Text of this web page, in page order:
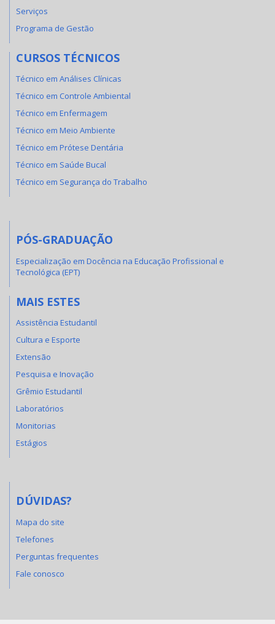
Serviços
Programa de Gestão
CURSOS TÉCNICOS
Técnico em Análises Clínicas
Técnico em Controle Ambiental
Técnico em Enfermagem
Técnico em Meio Ambiente
Técnico em Prótese Dentária
Técnico em Saúde Bucal
Técnico em Segurança do Trabalho
PÓS-GRADUAÇÃO
Especialização em Docência na Educação Profissional e
Tecnológica (EPT)
MAIS ESTES
Assistência Estudantil
Cultura e Esporte
Extensão
Pesquisa e Inovação
Grêmio Estudantil
Laboratórios
Monitorias
Estágios
DÚVIDAS?
Mapa do site
Telefones
Perguntas frequentes
Fale conosco